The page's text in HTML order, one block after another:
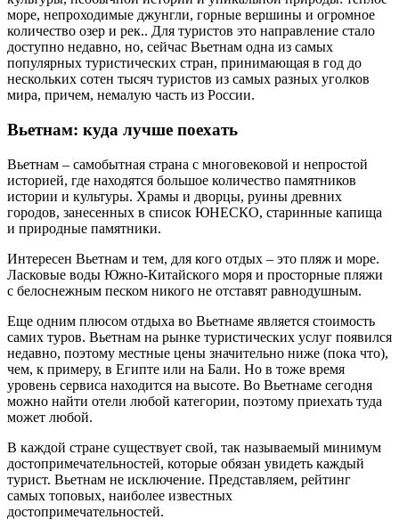
море, непроходимые джунгли, горные вершины и огромное
количество озер и рек.. Для туристов это направление стало
доступно недавно, но, сейчас Вьетнам одна из самых
популярных туристических стран, принимающая в год до
нескольких сотен тысяч туристов из самых разных уголков
мира, причем, немалую часть из России.
Вьетнам: куда лучше поехать
Вьетнам – самобытная страна с многовековой и непростой
историей, где находятся большое количество памятников
истории и культуры. Храмы и дворцы, руины древних
городов, занесенных в список ЮНЕСКО, старинные капища
и природные памятники.
Интересен Вьетнам и тем, для кого отдых – это пляж и море.
Ласковые воды Южно-Китайского моря и просторные пляжи
с белоснежным песком никого не отставят равнодушным.
Еще одним плюсом отдыха во Вьетнаме является стоимость
самих туров. Вьетнам на рынке туристических услуг появился
недавно, поэтому местные цены значительно ниже (пока что),
чем, к примеру, в Египте или на Бали. Но в тоже время
уровень сервиса находится на высоте. Во Вьетнаме сегодня
можно найти отели любой категории, поэтому приехать туда
может любой.
В каждой стране существует свой, так называемый минимум
достопримечательностей, которые обязан увидеть каждый
турист. Вьетнам не исключение. Представляем, рейтинг
самых топовых, наиболее известных
достопримечательностей.